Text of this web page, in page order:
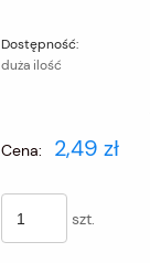
Dostępność:
duża ilość
płatności
Cena: 2,49 zł
szt.